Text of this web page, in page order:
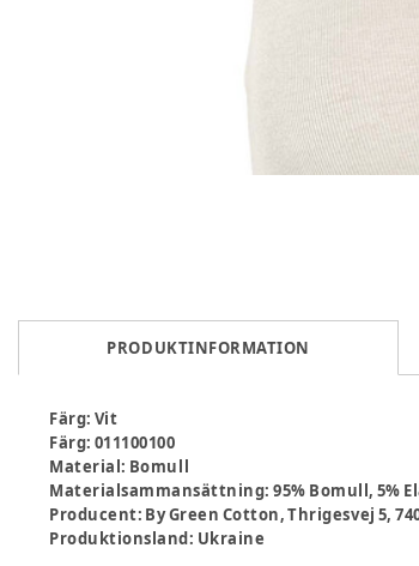
PRODUKTINFORMATION
Färg: Vit
Färg: 011100100
Material: Bomull
Materialsammansättning:95% Bomull, 5%
Producent: By Green Cotton, Thrigesvej 5,
Produktionsland: Ukraine